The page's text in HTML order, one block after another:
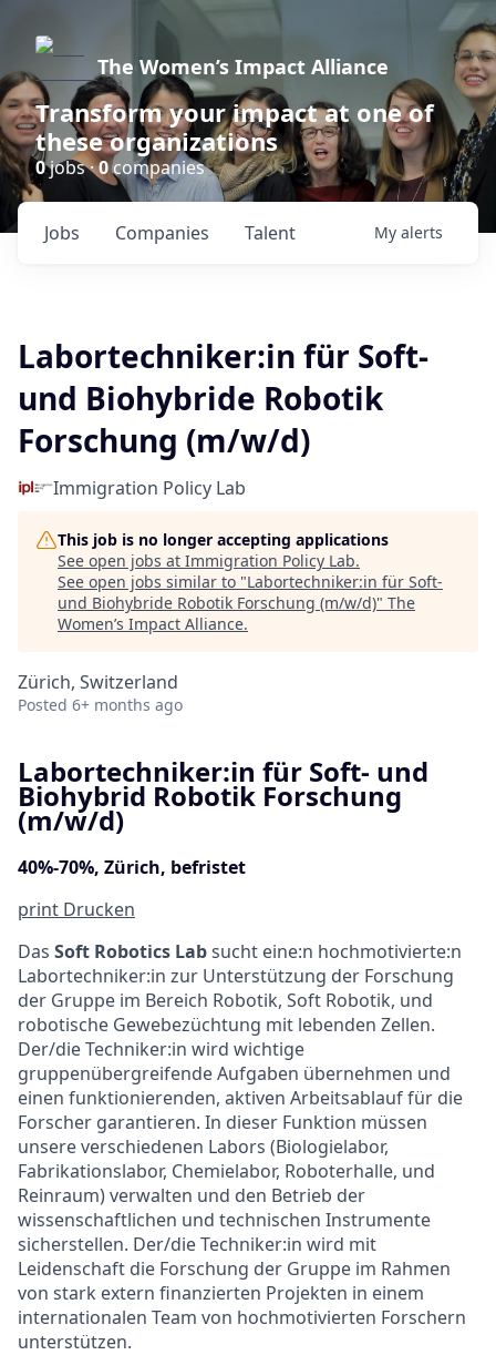
The Women’s Impact Alliance
Transform your impact at one of
these organizations
0jobs ·0companies
Jobs Companies Talent My alerts
Labortechniker:in für Soft-
und Biohybride Robotik
Forschung (m/w/d)
Immigration Policy Lab
This job is no longer accepting applications
See open jobs at Immigration Policy Lab.
See open jobs similar to "Labortechniker:in für Soft-
und Biohybride Robotik Forschung (m/w/d)" The
Women’s Impact Alliance.
Zürich, Switzerland
Posted 6+ months ago
Labortechniker:in für Soft- und
Biohybrid Robotik Forschung
(m/w/d)
40%-70%, Zürich, befristet
print Drucken
Das Soft Robotics Labsucht eine:n hochmotivierte:n
Labortechniker:in zur Unterstützung der Forschung
der Gruppe im Bereich Robotik, Soft Robotik, und
robotische Gewebezüchtung mit lebenden Zellen.
Der/die Techniker:in wird wichtige
gruppenübergreifende Aufgaben übernehmen und
einen funktionierenden, aktiven Arbeitsablauf für die
Forscher garantieren. In dieser Funktion müssen
unsere verschiedenen Labors (Biologielabor,
Fabrikationslabor, Chemielabor, Roboterhalle, und
Reinraum) verwalten und den Betrieb der
wissenschaftlichen und technischen Instrumente
sicherstellen. Der/die Techniker:in wird mit
Leidenschaft die Forschung der Gruppe im Rahmen
von stark extern finanzierten Projekten in einem
internationalen Team von hochmotivierten Forschern
unterstützen.